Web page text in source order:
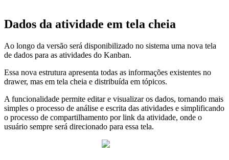
Dados da atividade em tela cheia
Ao longo da versão será disponibilizado no sistema uma nova tela
de dados para as atividades do Kanban.
Essa nova estrutura apresenta todas as informações existentes no
drawer, mas em tela cheia e distribuída em tópicos.
A funcionalidade permite editar e visualizar os dados, tornando mais
simples o processo de análise e escrita das atividades e simplificando
o processo de compartilhamento por link da atividade, onde o
usuário sempre será direcionado para essa tela.